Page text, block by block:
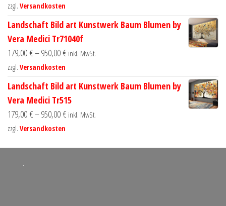
zzgl. Versandkosten
Landschaft Bild art Kunstwerk Baum Blumen by
Vera Medici Tr71040f
179,00 €–950,00 € inkl. MwSt.
zzgl. Versandkosten
Landschaft Bild art Kunstwerk Baum Blumen by
Vera Medici Tr515
179,00 €–950,00 € inkl. MwSt.
zzgl. Versandkosten
.